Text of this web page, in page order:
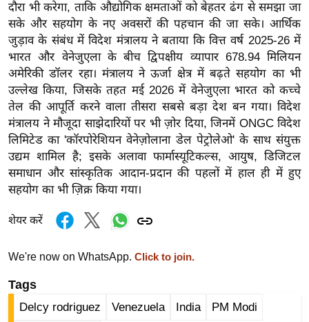
म
नो
रं
ज
न
ज
ग
त
बॉ
ली
वु
ड
ली
ड
फि
दौरा भी करेगा, ताकि औद्योगिक क्षमताओं को बेहतर ढंग से समझा जा
सके और सहयोग के नए अवसरों की पहचान की जा सके। आर्थिक
जुड़ाव के संबंध में विदेश मंत्रालय ने बताया कि वित्त वर्ष 2025-26 में
भारत और वेनेजुएला के बीच द्विपक्षीय व्यापार 678.94 मिलियन
अमेरिकी डॉलर रहा। मंत्रालय ने ऊर्जा क्षेत्र में बढ़ते सहयोग का भी
उल्लेख किया, जिसके तहत मई 2026 में वेनेजुएला भारत को कच्चे
तेल की आपूर्ति करने वाला तीसरा सबसे बड़ा देश बन गया। विदेश
मंत्रालय ने मौजूदा साझेदारियों पर भी ज़ोर दिया, जिनमें ONGC विदेश
लिमिटेड का 'कॉरपोरेशियन वेनेज़ोलाना डेल पेट्रोलेओ' के साथ संयुक्त
उद्यम शामिल है; इसके अलावा फार्मास्यूटिकल्स, आयुष, डिजिटल
समाधान और सांस्कृतिक आदान-प्रदान की पहलों में हाल ही में हुए
सहयोग का भी ज़िक्र किया गया।
शेयर करें
We're now on WhatsApp. Click to join.
Tags
Delcy rodriguez Venezuela India PM Modi